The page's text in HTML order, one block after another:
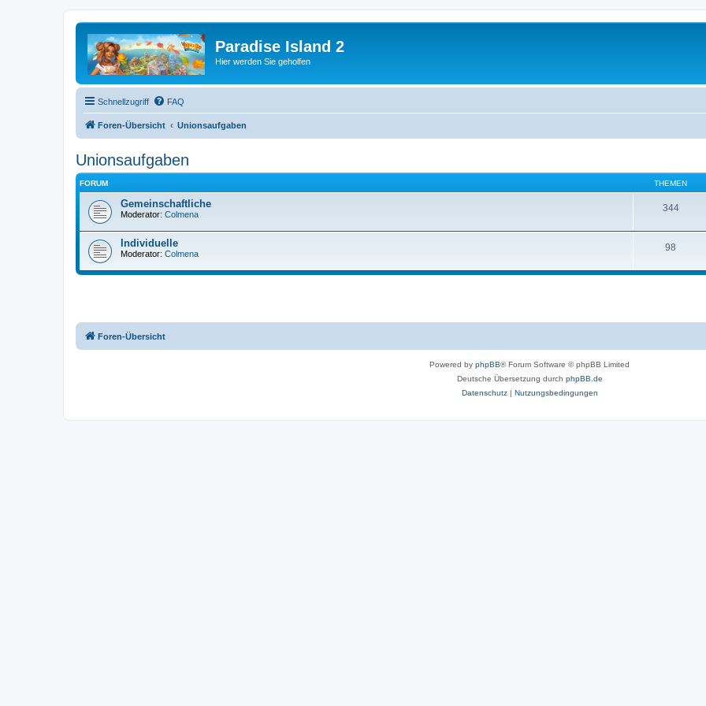
Paradise Island 2
Hier werden Sie geholfen
Schnellzugriff FAQ
Foren-Übersicht Unionsaufgaben
Unionsaufgaben
FORUM THEMEN
Gemeinschaftliche
Moderator: Colmena
344
Individuelle
Moderator: Colmena
98
Foren-Übersicht
Powered by phpBB® Forum Software © phpBB Limited
Deutsche Übersetzung durch phpBB.de
Datenschutz| Nutzungsbedingungen